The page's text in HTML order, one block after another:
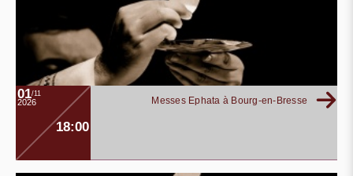
01/11
2026
18:00
Messes Ephata à Bourg-en-Bresse